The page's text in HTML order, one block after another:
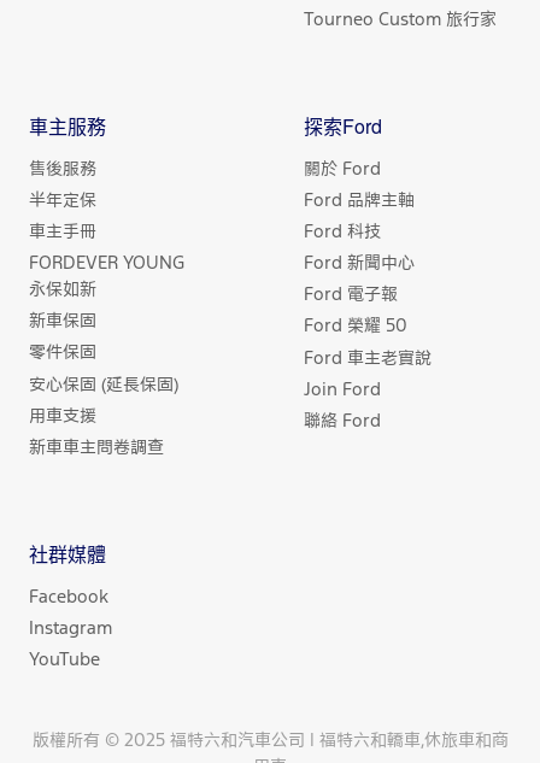
Tourneo Custom 旅行家
車主服務
售後服務
半年定保
車主手冊
FORDEVER YOUNG
永保如新
新車保固
零件保固
安心保固 (延長保固)
用車支援
新車車主問卷調查
探索Ford
關於 Ford
Ford 品牌主軸
Ford 科技
Ford 新聞中心
Ford 電子報
Ford 榮耀 50
Ford 車主老實說
Join Ford
聯絡 Ford
社群媒體
Facebook
Instagram
YouTube
版權所有 © 2025 福特六和汽車公司 | 福特六和轎車,休旅車和商